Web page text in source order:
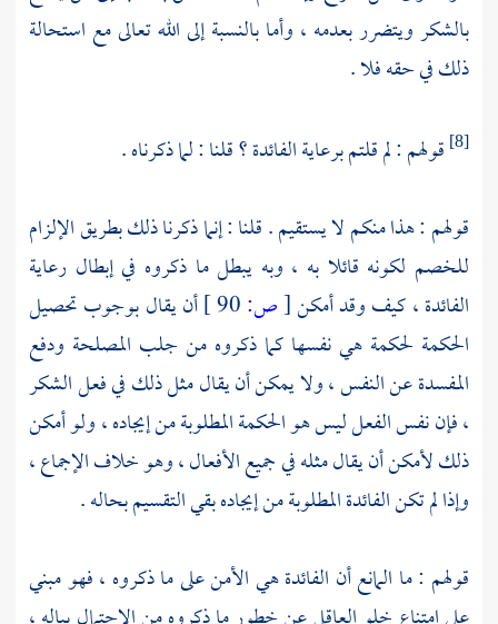
بالشكر ويتضرر بعدمه ، وأما بالنسبة إلى الله تعالى مع استحالة
ذلك في حقه فلا .
[8]
قولهم : لم قلتم برعاية الفائدة ؟ قلنا : لما ذكرناه .
قولهم : هذا منكم لا يستقيم . قلنا : إنما ذكرنا ذلك بطريق الإلزام
للخصم لكونه قائلا به ، وبه يبطل ما ذكروه في إبطال رعاية
الفائدة ، كيف وقد أمكن[ص:
أن يقال بوجوب تحصيل
الحكمة لحكمة هي نفسها كما ذكروه من جلب المصلحة ودفع
المفسدة عن النفس ، ولا يمكن أن يقال مثل ذلك في فعل الشكر
، فإن نفس الفعل ليس هو الحكمة المطلوبة من إيجاده ، ولو أمكن
ذلك لأمكن أن يقال مثله في جميع الأفعال ، وهو خلاف الإجماع ،
وإذا لم تكن الفائدة المطلوبة من إيجاده بقي التقسيم بحاله .
قولهم : ما المانع أن الفائدة هي الأمن على ما ذكروه ، فهو مبني